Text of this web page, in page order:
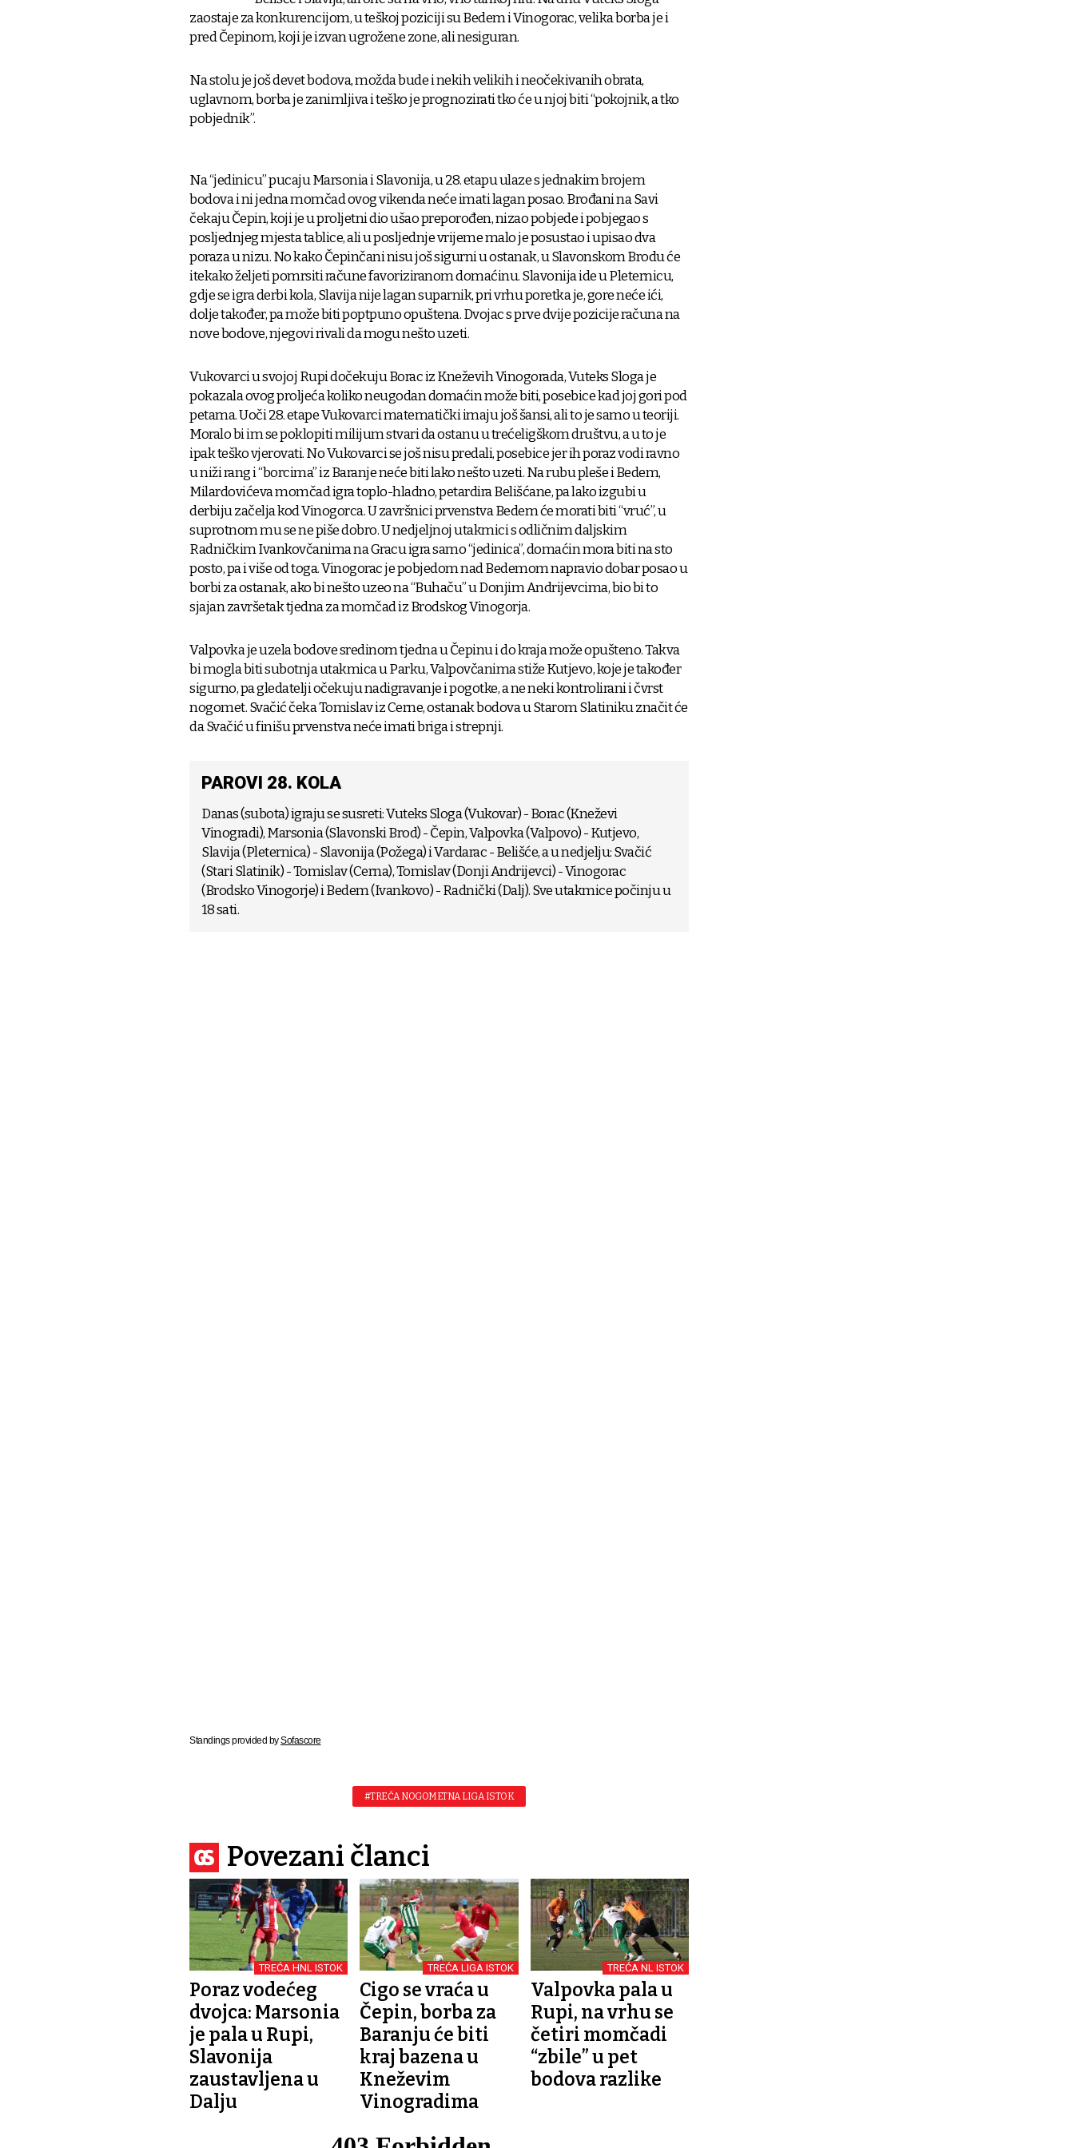
zaostaje za konkurencijom, u teškoj poziciji su Bedem i Vinogorac, velika borba je i
pred Čepinom, koji je izvan ugrožene zone, ali nesiguran.
Na stolu je još devet bodova, možda bude i nekih velikih i neočekivanih obrata,
uglavnom, borba je zanimljiva i teško je prognozirati tko će u njoj biti “pokojnik, a tko
pobjednik”.
Na “jedinicu” pucaju Marsonia i Slavonija, u 28. etapu ulaze s jednakim brojem
bodova i ni jedna momčad ovog vikenda neće imati lagan posao. Brođani na Savi
čekaju Čepin, koji je u proljetni dio ušao preporođen, nizao pobjede i pobjegao s
posljednjeg mjesta tablice, ali u posljednje vrijeme malo je posustao i upisao dva
poraza u nizu. No kako Čepinčani nisu još sigurni u ostanak, u Slavonskom Brodu će
itekako željeti pomrsiti račune favoriziranom domaćinu. Slavonija ide u Pleternicu,
gdje se igra derbi kola, Slavija nije lagan suparnik, pri vrhu poretka je, gore neće ići,
dolje također, pa može biti poptpuno opuštena. Dvojac s prve dvije pozicije računa na
nove bodove, njegovi rivali da mogu nešto uzeti.
Vukovarci u svojoj Rupi dočekuju Borac iz Kneževih Vinogorada, Vuteks Sloga je
pokazala ovog proljeća koliko neugodan domaćin može biti, posebice kad joj gori pod
petama. Uoči 28. etape Vukovarci matematički imaju još šansi, ali to je samo u teoriji.
Moralo bi im se poklopiti milijum stvari da ostanu u trećeligškom društvu, a u to je
ipak teško vjerovati. No Vukovarci se još nisu predali, posebice jer ih poraz vodi ravno
u niži rang i “borcima” iz Baranje neće biti lako nešto uzeti. Na rubu pleše i Bedem,
Milardovićeva momčad igra toplo-hladno, petardira Belišćane, pa lako izgubi u
derbiju začelja kod Vinogorca. U završnici prvenstva Bedem će morati biti “vruć”, u
suprotnom mu se ne piše dobro. U nedjeljnoj utakmici s odličnim daljskim
Radničkim Ivankovčanima na Gracu igra samo “jedinica”, domaćin mora biti na sto
posto, pa i više od toga. Vinogorac je pobjedom nad Bedemom napravio dobar posao u
borbi za ostanak, ako bi nešto uzeo na “Buhaču” u Donjim Andrijevcima, bio bi to
sjajan završetak tjedna za momčad iz Brodskog Vinogorja.
Valpovka je uzela bodove sredinom tjedna u Čepinu i do kraja može opušteno. Takva
bi mogla biti subotnja utakmica u Parku, Valpovčanima stiže Kutjevo, koje je također
sigurno, pa gledatelji očekuju nadigravanje i pogotke, a ne neki kontrolirani i čvrst
nogomet. Svačić čeka Tomislav iz Cerne, ostanak bodova u Starom Slatiniku značit će
da Svačić u finišu prvenstva neće imati briga i strepnji.
PAROVI 28. KOLA
Danas (subota) igraju se susreti: Vuteks Sloga (Vukovar) - Borac (Kneževi
Vinogradi), Marsonia (Slavonski Brod) - Čepin, Valpovka (Valpovo) - Kutjevo,
Slavija (Pleternica) - Slavonija (Požega) i Vardarac - Belišće, a u nedjelju: Svačić
(Stari Slatinik) - Tomislav (Cerna), Tomislav (Donji Andrijevci) - Vinogorac
(Brodsko Vinogorje) i Bedem (Ivankovo) - Radnički (Dalj). Sve utakmice počinju u
18 sati.
Standings provided bySofascore
#TREĆA NOGOMETNA LIGA ISTOK
Povezani članci
TREĆA HNL ISTOK
Poraz vodećeg
dvojca: Marsonia
je pala u Rupi,
Slavonija
zaustavljena u
Dalju
TREĆA LIGA ISTOK
Cigo se vraća u
Čepin, borba za
Baranju će biti
kraj bazena u
Kneževim
Vinogradima
TREĆA NL ISTOK
Valpovka pala u
Rupi, na vrhu se
četiri momčadi
“zbile” u pet
bodova razlike